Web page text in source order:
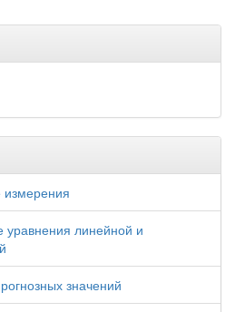
измерения
уравнения линейной и
значений